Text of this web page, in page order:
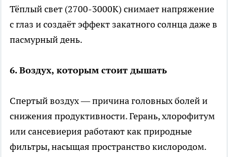
Тёплый свет (2700-3000К) снимает напряжение
с глаз и создаёт эффект закатного солнца даже в
пасмурный день.
6. Воздух, которым стоит дышать
Спертый воздух — причина головных болей и
снижения продуктивности. Герань, хлорофитум
или сансевиерия работают как природные
фильтры, насыщая пространство кислородом.